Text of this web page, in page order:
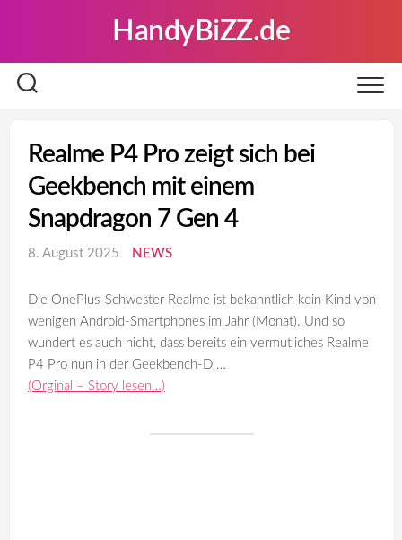
HandyBiZZ.de
Realme P4 Pro zeigt sich bei
Geekbench mit einem
Snapdragon 7 Gen 4
8. August 2025 NEWS
Die OnePlus-Schwester Realme ist bekanntlich kein Kind von
wenigen Android-Smartphones im Jahr (Monat). Und so
wundert es auch nicht, dass bereits ein vermutliches Realme
P4 Pro nun in der Geekbench-D …
(Orginal – Story lesen…)